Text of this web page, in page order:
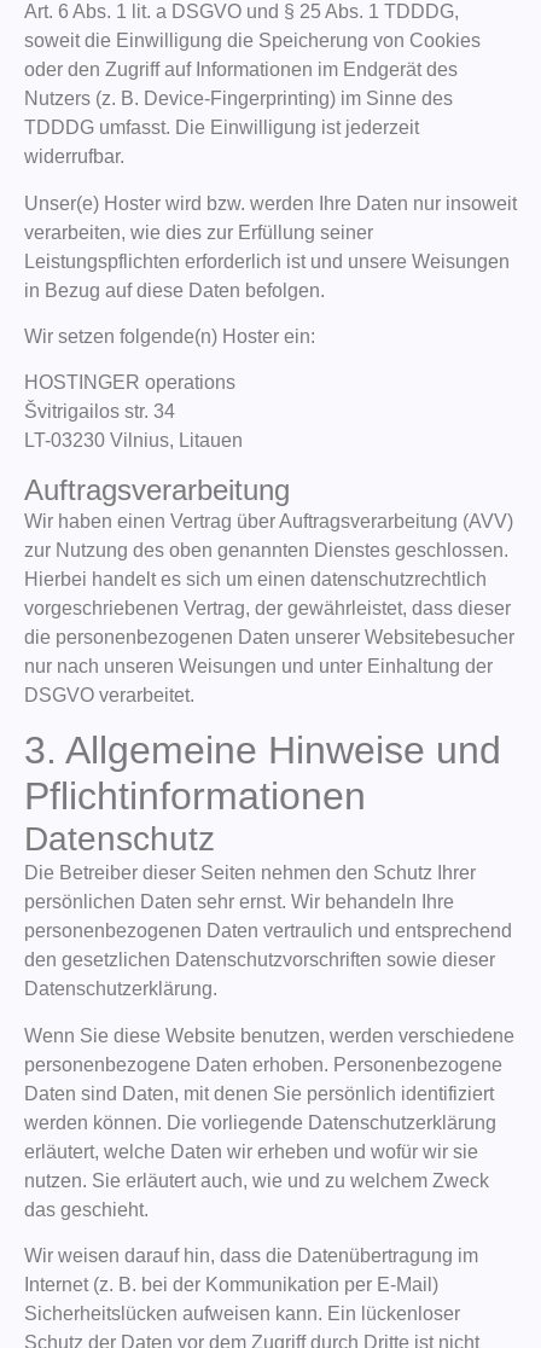
Art. 6 Abs. 1 lit. a DSGVO und § 25 Abs. 1 TDDDG,
soweit die Einwilligung die Speicherung von Cookies
oder den Zugriff auf Informationen im Endgerät des
Nutzers (z. B. Device-Fingerprinting) im Sinne des
TDDDG umfasst. Die Einwilligung ist jederzeit
widerrufbar.
Unser(e) Hoster wird bzw. werden Ihre Daten nur insoweit
verarbeiten, wie dies zur Erfüllung seiner
Leistungspflichten erforderlich ist und unsere Weisungen
in Bezug auf diese Daten befolgen.
Wir setzen folgende(n) Hoster ein:
HOSTINGER operations
Švitrigailos str. 34
LT-03230 Vilnius, Litauen
Auftragsverarbeitung
Wir haben einen Vertrag über Auftragsverarbeitung (AVV)
zur Nutzung des oben genannten Dienstes geschlossen.
Hierbei handelt es sich um einen datenschutzrechtlich
vorgeschriebenen Vertrag, der gewährleistet, dass dieser
die personenbezogenen Daten unserer Websitebesucher
nur nach unseren Weisungen und unter Einhaltung der
DSGVO verarbeitet.
3. Allgemeine Hinweise und
Pflicht­informationen
Datenschutz
Die Betreiber dieser Seiten nehmen den Schutz Ihrer
persönlichen Daten sehr ernst. Wir behandeln Ihre
personenbezogenen Daten vertraulich und entsprechend
den gesetzlichen Datenschutzvorschriften sowie dieser
Datenschutzerklärung.
Wenn Sie diese Website benutzen, werden verschiedene
personenbezogene Daten erhoben. Personenbezogene
Daten sind Daten, mit denen Sie persönlich identifiziert
werden können. Die vorliegende Datenschutzerklärung
erläutert, welche Daten wir erheben und wofür wir sie
nutzen. Sie erläutert auch, wie und zu welchem Zweck
das geschieht.
Wir weisen darauf hin, dass die Datenübertragung im
Internet (z. B. bei der Kommunikation per E-Mail)
Sicherheitslücken aufweisen kann. Ein lückenloser
Schutz der Daten vor dem Zugriff durch Dritte ist nicht